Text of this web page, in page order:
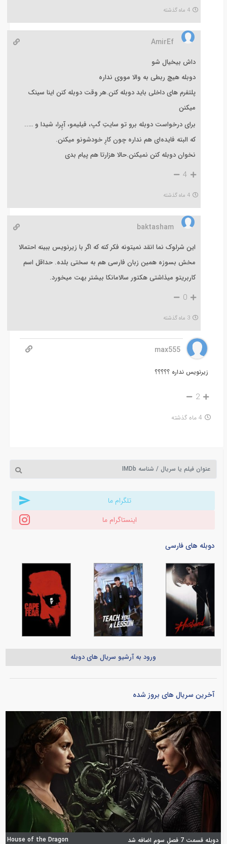
4 ماه گذشته
AmirEf
داش بیخیال شو
دوبله هیچ ربطی به والا مووی نداره
پلتفرم های داخلی باید دوبله کنن.هر وقت دوبله کنن اینا سینک
میکنن
برای درخواست دوبله برو تو سایتِ گپ، فیلیمو، آپِرا، شیدا و …..
که البته فایده‌ای هم نداره چون کارِ خودشونو میکنن.
نخوان دوبله کنن نمیکنن.حالا هزارتا هم پیام بدی
4
4 ماه گذشته
baktasham
این شرلوک نما انقد نمیتونه فکر کنه که اگر با زیرنویس ببینه احتمالا
مخش بسوزه همین زبان فارسی هم به سختی بلده. حداقل اسم
کاربریتو میذاشتی هکتور سالامانکا بیشتر بهت میخورد.
0
3 ماه گذشته
max555
زیرنویس نداره ؟؟؟؟؟
2
4 ماه گذشته
تلگرام ما
اینستاگرام ما
دوبله های فارسی
ورود به آرشیو سریال های دوبله
آخرین سریال های بروز شده
دوبله قسمت 7 فصل سوم اضافه شد House of the Dragon